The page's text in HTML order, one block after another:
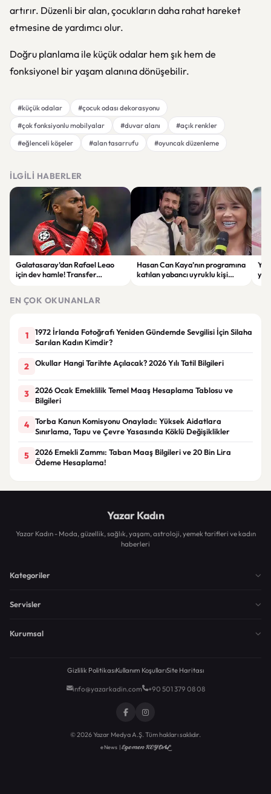
artırır. Düzenli bir alan, çocukların daha rahat hareket
etmesine de yardımcı olur.
Doğru planlama ile küçük odalar hem şık hem de
fonksiyonel bir yaşam alanına dönüşebilir.
#küçük odalar
#çocuk odası dekorasyonu
#çok fonksiyonlu mobilyalar
#duvar alanı
#açık renkler
#eğlenceli köşeler
#alan tasarrufu #oyuncak düzenleme
İLGILI HABERLER
Galatasaray’dan Rafael Leao
için dev hamle! Transfer
Hasan Can Kaya’nın programına
katılan yabancı uyruklu kişi
EN ÇOK OKUNANLAR
1
1972 İrlanda Fotoğrafı Yeniden Gündemde Sevgilisi İçin Silaha
Sarılan Kadın Kimdir?
2 Okullar Hangi Tarihte Açılacak? 2026 Yılı Tatil Bilgileri
3
2026 Ocak Emeklilik Temel Maaş Hesaplama Tablosu ve
Bilgileri
4
Torba Kanun Komisyonu Onayladı: Yüksek Aidatlara
Sınırlama, Tapu ve Çevre Yasasında Köklü Değişiklikler
5
2026 Emekli Zammı: Taban Maaş Bilgileri ve 20 Bin Lira
Ödeme Hesaplama!
Yazar Kadın
Yazar Kadın - Moda, güzellik, sağlık, yaşam, astroloji, yemek tarifleri ve kadın
haberleri
Kategoriler
Servisler
Kurumsal
Gizlilik PolitikasıKullanım KoşullarıSite Haritası
info@yazarkadin.com +90 501 379 08 08
© 2026 Yazar Medya A.Ş. Tüm hakları saklıdır.
eNews |Egemen KEYDAL